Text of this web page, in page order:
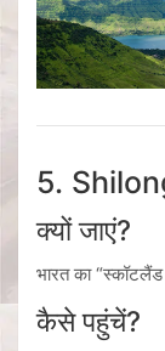
5.
क्यों जाएं?
भारत का
कैसे पहुंचें?